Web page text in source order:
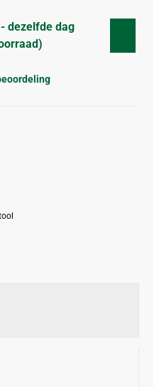
dezelfde dag